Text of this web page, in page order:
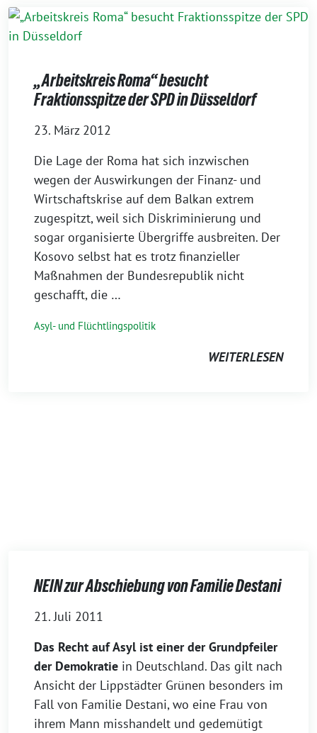
„Arbeitskreis Roma“ besucht
Fraktionsspitze der SPD in Düsseldorf
23. März 2012
Die Lage der Roma hat sich inzwischen
wegen der Auswirkungen der Finanz- und
Wirtschaftskrise auf dem Balkan extrem
zugespitzt, weil sich Diskriminierung und
sogar organisierte Übergriffe ausbreiten. Der
Kosovo selbst hat es trotz finanzieller
Maßnahmen der Bundesrepublik nicht
geschafft, die …
Asyl- und Flüchtlingspolitik
WEITERLESEN
NEIN zur Abschiebung von Familie Destani
21. Juli 2011
Das Recht auf Asyl ist einer der Grundpfeiler
der Demokratie in Deutschland. Das gilt nach
Ansicht der Lippstädter Grünen besonders im
Fall von Familie Destani, wo eine Frau von
ihrem Mann misshandelt und gedemütigt